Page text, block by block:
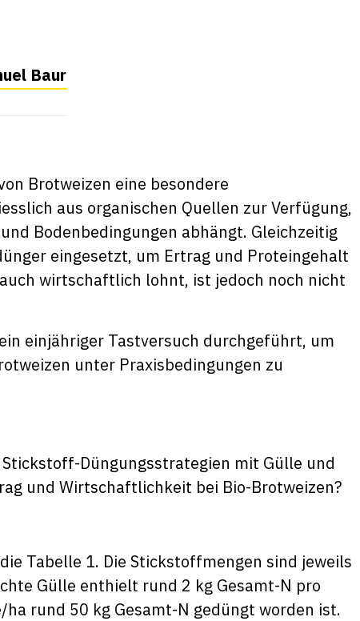
Baur
Brotweizen eine besondere
aus organischen Quellen zur Verfügung,
Bodenbedingungen abhängt. Gleichzeitig
eingesetzt, um Ertrag und Proteingehalt
wirtschaftlich lohnt, ist jedoch noch nicht
einjähriger Tastversuch durchgeführt, um
unter Praxisbedingungen zu
Düngungsstrategien mit Gülle und
und Wirtschaftlichkeit bei Bio-Brotweizen?
Tabelle 1. Die Stickstoffmengen sind jeweils
Gülle enthielt rund 2 kg Gesamt-N pro
rund 50 kg Gesamt-N gedüngt worden ist.